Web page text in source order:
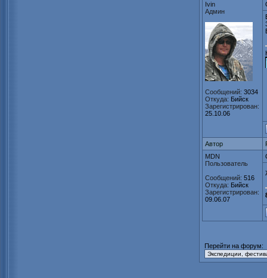
Ivin
Админ
Сообщений: 3034
Откуда: Бийск
Зарегистрирован:
25.10.06
Автор
MDN
Пользователь
Сообщений: 516
Откуда: Бийск
Зарегистрирован:
09.06.07
Перейти на форум: